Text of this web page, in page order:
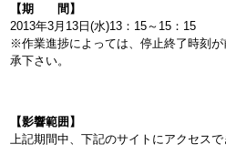
【期 間】
2013年3月13日(水)13：15～15：15
※作業進捗によっては、停止終了時刻
承下さい。
【影響範囲】
上記期間中、下記のサイトにアクセスで